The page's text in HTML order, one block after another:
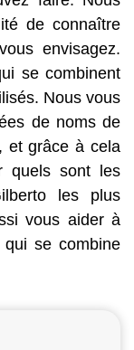
de connaître
envisagez.
se combinent
Nous vous
de noms de
et grâce à cela
quels sont les
les plus
vous aider à
se combine